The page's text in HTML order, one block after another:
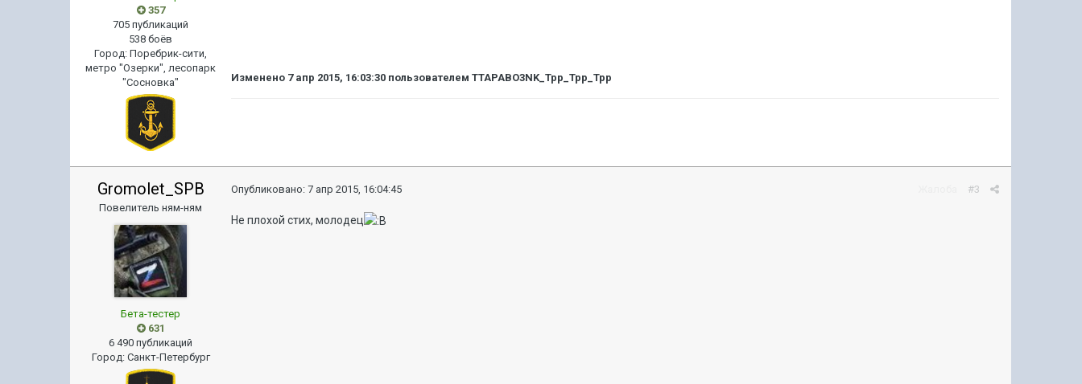
357
705 публикаций
538 боёв
Город:Поребрик-сити,
метро "Озерки", лесопарк
"Сосновка"
Изменено 7 апр 2015, 16:03:30 пользователем TTAPABO3NK_Tpp_Tpp_Tpp
Gromolet_SPB
Повелитель ням-ням
Бета-тестер
631
6 490 публикаций
Город: Санкт-Петербург
#3
Опубликовано:7 апр 2015, 16:04:45
Не плохой стих, молодец